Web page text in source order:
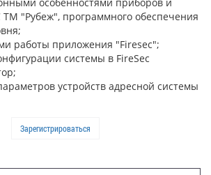
ТМ "Рубеж", программного обеспечения
работы приложения "Firesec";
системы в FireSec
устройств адресной системы
Зарегистрироваться